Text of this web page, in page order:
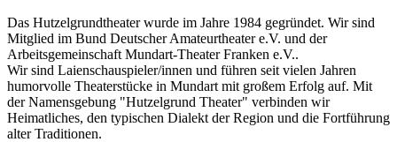
Das Hutzelgrundtheater wurde im Jahre 1984 gegründet. Wir sind
Mitglied im Bund Deutscher Amateurtheater e.V. und der
Arbeitsgemeinschaft Mundart-Theater Franken e.V..
Wir sind Laienschauspieler/innen und führen seit vielen Jahren
humorvolle Theaterstücke in Mundart mit großem Erfolg auf. Mit
der Namensgebung "Hutzelgrund Theater" verbinden wir
Heimatliches, den typischen Dialekt der Region und die Fortführung
alter Traditionen.